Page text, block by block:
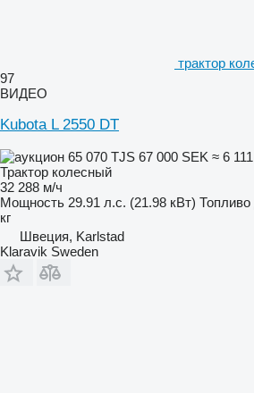
трактор
97
ВИДЕО
Kubota L 2550 DT
65 070 TJS 67 000 SEK ≈ 6
Трактор колесный
32 288 м/ч
Мощность 29.91 л.с. (21.98 кВт) Топливо
кг
Швеция, Karlstad
Klaravik Sweden